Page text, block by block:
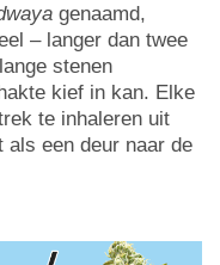
genaamd,
– langer dan twee
stenen
kief in kan. Elke
te inhaleren uit
als een deur naar de